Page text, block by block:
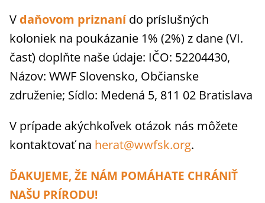
V daňovom priznaní do príslušných
koloniek na poukázanie 1% (2%) z dane (VI.
časť) doplňte naše údaje: IČO: 52204430,
Názov: WWF Slovensko, Občianske
združenie; Sídlo: Medená 5, 811 02 Bratislava
V prípade akýchkoľvek otázok nás môžete
kontaktovať na herat@wwfsk.org.
ĎAKUJEME, ŽE NÁM POMÁHATE CHRÁNIŤ
NAŠU PRÍRODU!